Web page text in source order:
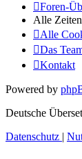
Foren-
Alle
Alle
Das
Kontakt
Powered by
Deutsche
Datenschutz |